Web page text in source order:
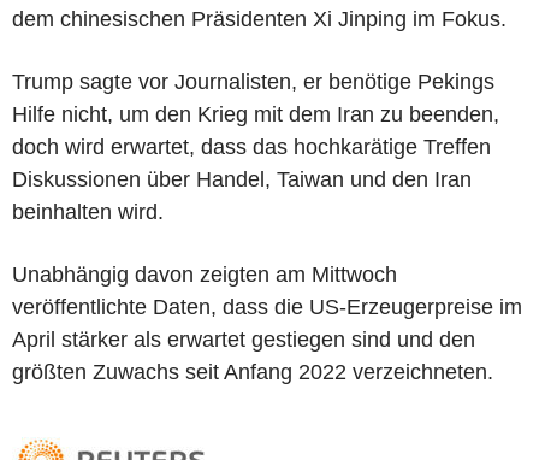
dem chinesischen Präsidenten Xi Jinping im Fokus.
Trump sagte vor Journalisten, er benötige Pekings
Hilfe nicht, um den Krieg mit dem Iran zu beenden,
doch wird erwartet, dass das hochkarätige Treffen
Diskussionen über Handel, Taiwan und den Iran
beinhalten wird.
Unabhängig davon zeigten am Mittwoch
veröffentlichte Daten, dass die US-Erzeugerpreise im
April stärker als erwartet gestiegen sind und den
größten Zuwachs seit Anfang 2022 verzeichneten.